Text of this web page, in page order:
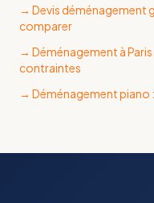
→ Devis déménagement
comparer
→ Déménagement à
contraintes
→ Déménagement piano